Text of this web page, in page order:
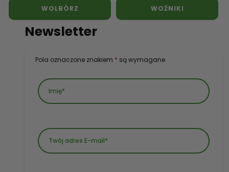
WOLBÓRZ WOŹNIKI
Newsletter
Pola oznaczone znakiem * są wymagane